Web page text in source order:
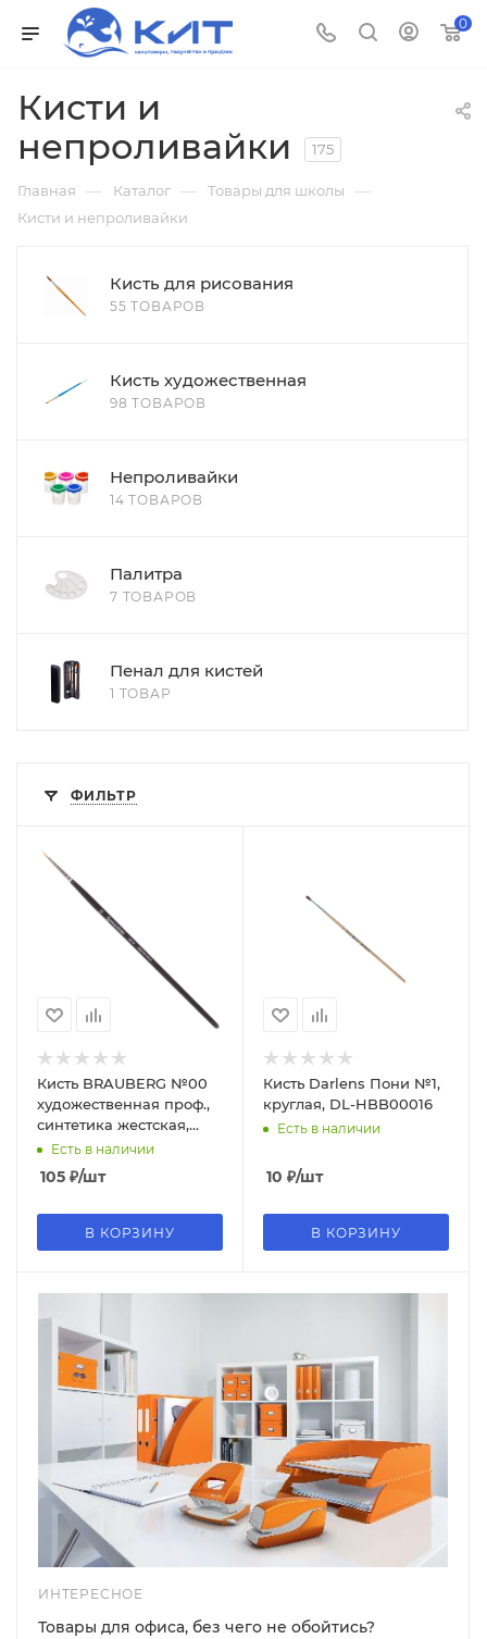
0
Кисти и
непроливайки
175
Главная — Каталог — Товары для школы —
Кисти и непроливайки
Кисть для рисования
55 ТОВАРОВ
Кисть художественная
98 ТОВАРОВ
Непроливайки
14 ТОВАРОВ
Палитра
7 ТОВАРОВ
Пенал для кистей
1 ТОВАР
ФИЛЬТР
Кисть BRAUBERG №00
художественная проф.,
синтетика жестская,
круглая, 200642
Есть в наличии
105 ₽/шт
В КОРЗИНУ
Кисть Darlens Пони №1,
круглая, DL-HBB00016
Есть в наличии
10 ₽/шт
В КОРЗИНУ
ИНТЕРЕСНОЕ
Товары для офиса, без чего не обойтись?